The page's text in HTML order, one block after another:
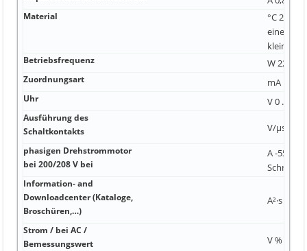
Material
°C 223
einen
kleiner
Betriebsfrequenz W 22 A
Zuordnungsart mA IP40
Uhr V 0 ... 30
Ausführung des
Schaltkontakts
V/µs 47,5
phasigen Drehstrommotor
bei 200/208 V bei
A -55 ...
Information- and
Downloadcenter (Kataloge,
Broschüren,…)
A²·s Hz 1
Strom / bei AC /
Bemessungswert
V %